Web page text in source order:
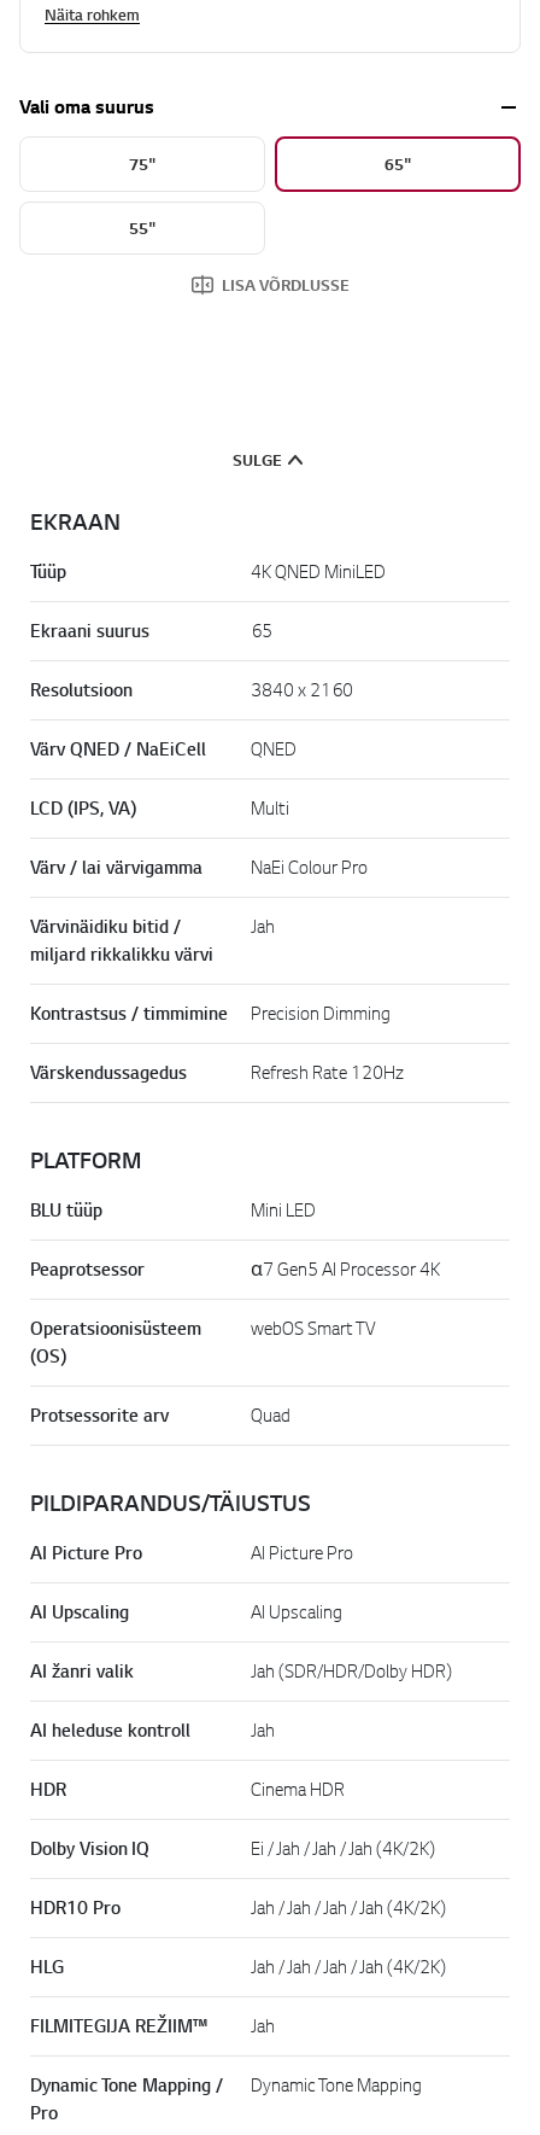
Näita rohkem
Vali oma suurus
75" 65"
55"
LISA VÕRDLUSSE
SULGE
EKRAAN
Tüüp 4K QNED MiniLED
Ekraani suurus 65
Resolutsioon 3840 x 2160
Värv QNED / NaEiCell QNED
LCD (IPS, VA) Multi
Värv / lai värvigamma NaEi Colour Pro
Värvinäidiku bitid /
miljard rikkalikku värvi
Jah
Kontrastsus / timmimine Precision Dimming
Värskendussagedus Refresh Rate 120Hz
PLATFORM
BLU tüüp Mini LED
Peaprotsessor α7 Gen5 AI Processor 4K
Operatsioonisüsteem
(OS)
webOS Smart TV
Protsessorite arv Quad
PILDIPARANDUS/TÄIUSTUS
AI Picture Pro AI Picture Pro
AI Upscaling AI Upscaling
AI žanri valik Jah (SDR/HDR/Dolby HDR)
AI heleduse kontroll Jah
HDR Cinema HDR
Dolby Vision IQ Ei / Jah / Jah / Jah (4K/2K)
HDR10 Pro Jah / Jah / Jah / Jah (4K/2K)
HLG Jah / Jah / Jah / Jah (4K/2K)
FILMITEGIJA REŽIIM™ Jah
Dynamic Tone Mapping /
Pro
Dynamic Tone Mapping